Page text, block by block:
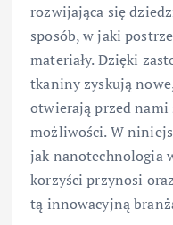
rozwijająca się
sposób, w jaki
materiały. Dzięki
tkaniny zyskują
otwierają przed nami
możliwości. W
jak nanotechnologia
korzyści przynosi
tą innowacyjną